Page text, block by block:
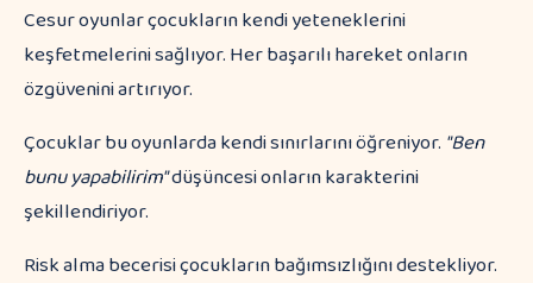
Cesur oyunlar çocukların kendi yeteneklerini
keşfetmelerini sağlıyor. Her başarılı hareket onların
özgüvenini artırıyor.
Çocuklar bu oyunlarda kendi sınırlarını öğreniyor. "Ben
bunu yapabilirim"düşüncesi onların karakterini
şekillendiriyor.
Risk alma becerisi çocukların bağımsızlığını destekliyor.